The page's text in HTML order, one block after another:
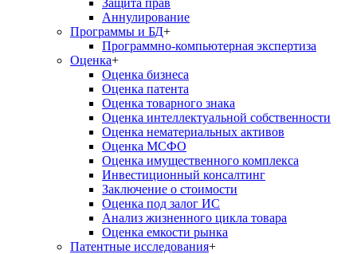
Аннулирование
Программы и БД+
Программно-компьютерная экспертиза
Оценка+
Оценка бизнеса
Оценка патента
Оценка товарного знака
Оценка интеллектуальной собственности
Оценка нематериальных активов
Оценка МСФО
Оценка имущественного комплекса
Инвестиционный консалтинг
Заключение о стоимости
Оценка под залог ИС
Анализ жизненного цикла товара
Оценка емкости рынка
Патентные исследования+